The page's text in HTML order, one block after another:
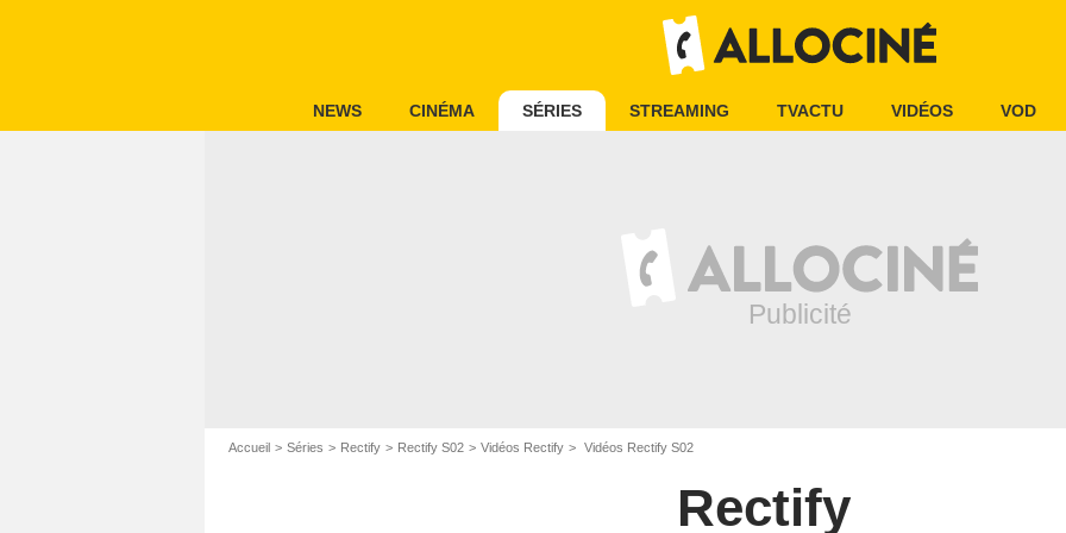
NEWS CINÉMA SÉRIES STREAMING TVACTU VIDÉOS VOD
Accueil Séries Rectify Rectify S02 Vidéos Rectify Vidéos Rectify S02
Rectify